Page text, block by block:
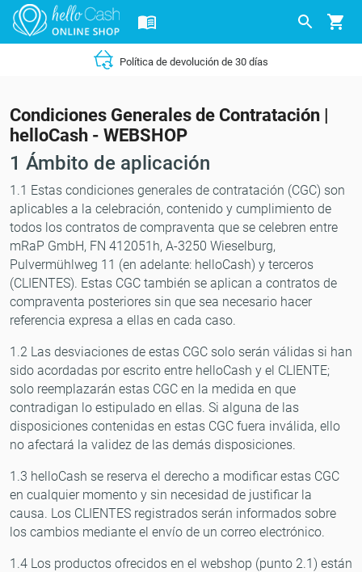
Política de devolución de 30 días
Condiciones Generales de Contratación |
helloCash - WEBSHOP
1 Ámbito de aplicación
1.1 Estas condiciones generales de contratación (CGC) son
aplicables a la celebración, contenido y cumplimiento de
todos los contratos de compraventa que se celebren entre
mRaP GmbH, FN 412051h, A-3250 Wieselburg,
Pulvermühlweg 11 (en adelante: helloCash) y terceros
(CLIENTES). Estas CGC también se aplican a contratos de
compraventa posteriores sin que sea necesario hacer
referencia expresa a ellas en cada caso.
1.2 Las desviaciones de estas CGC solo serán válidas si han
sido acordadas por escrito entre helloCash y el CLIENTE;
solo reemplazarán estas CGC en la medida en que
contradigan lo estipulado en ellas. Si alguna de las
disposiciones contenidas en estas CGC fuera inválida, ello
no afectará la validez de las demás disposiciones.
1.3 helloCash se reserva el derecho a modificar estas CGC
en cualquier momento y sin necesidad de justificar la
causa. Los CLIENTES registrados serán informados sobre
los cambios mediante el envío de un correo electrónico.
1.4 Los productos ofrecidos en el webshop (punto 2.1) están